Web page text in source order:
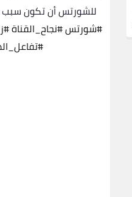
للشورتس أن تكون سبب
#شورتس#نجاح_القناة